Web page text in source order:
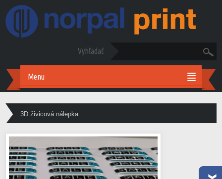
Vyhľadať
Menu
3D živicová nálepka